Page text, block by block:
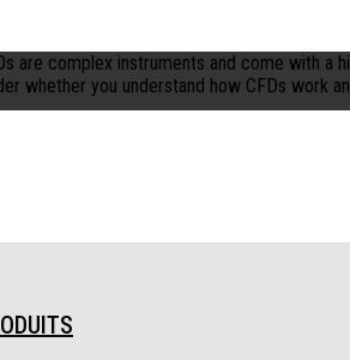
are complex instruments and come with
whether you understand how CFDs work